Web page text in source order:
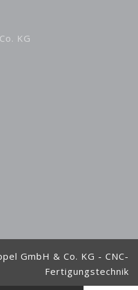
KG
GmbH & Co. KG - CNC-
Fertigungstechnik